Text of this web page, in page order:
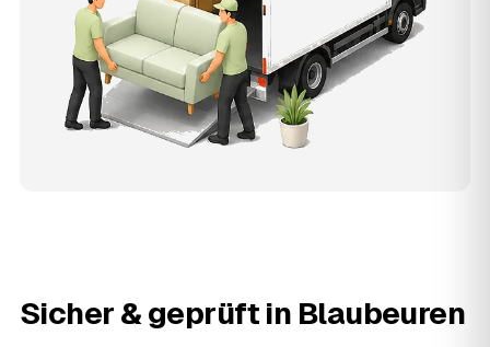
Sicher & geprüft in Blaubeuren